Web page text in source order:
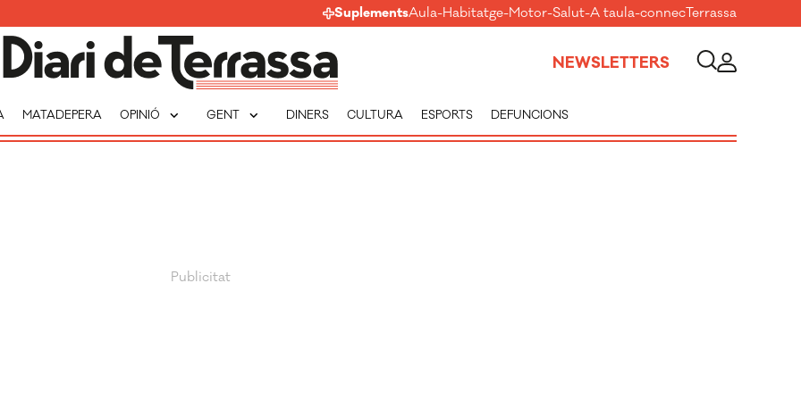
SuplementsAula-Habitatge-Motor-Salut-A taula-connecTerrassa
NEWSLETTERS
MATADEPERA OPINIÓ expand_more GENT expand_more DINERS CULTURA ESPORTS DEFUNCIONS